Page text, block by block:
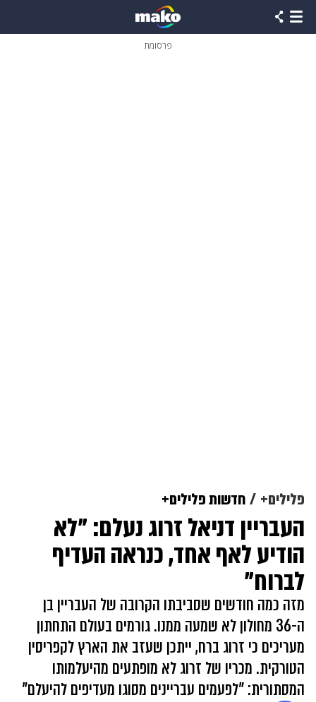
פרסומת
פלילים+ חדשות פלילים+
העבריין דניאל זרוג נעלם: "לא
הודיע לאף אחד, כנראה העדיף
לברוח"
מזה כמה חודשים שסביבתו הקרובה של העבריין בן
ה-36 מחולון לא שמעה ממנו. גורמים בעולם התחתון
מעריכים כי זרוג ברח, ייתכן שעזב את הארץ לקפריסין
הטורקית. מכריו של זרוג לא מופתעים מהיעלמותו
המסתורית: "לפעמים עבריינים מסוגו מעדיפים להיעלם"